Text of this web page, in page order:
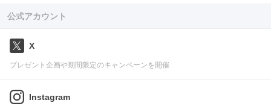
公式アカウント
X
プレゼント企画や期間限定のキャンペーンを開催
Instagram